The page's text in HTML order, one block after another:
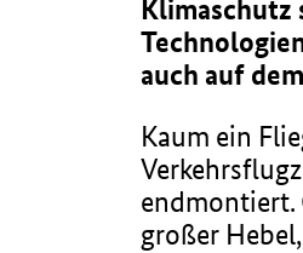
auch auf
Kaum ein
endmontiert.
großer